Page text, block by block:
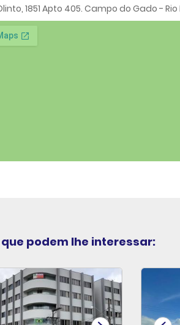
1851 Apto 405. Campo do Gado - Rio
podem lhe interessar: